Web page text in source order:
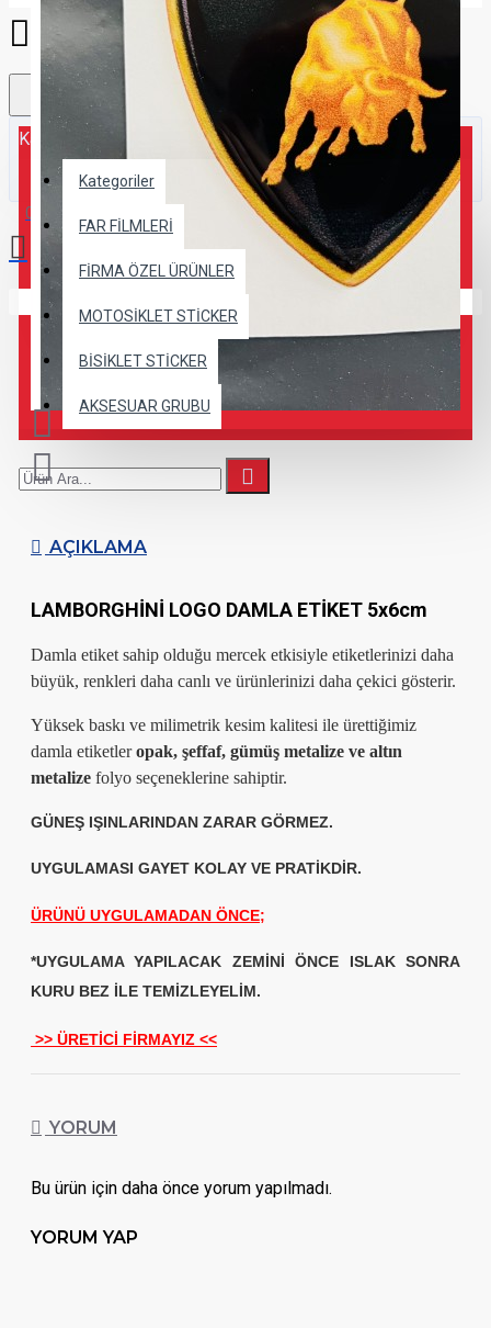
Kategoriler
Kategoriler
FAR FİLMLERİ
FİRMA ÖZEL ÜRÜNLER
MOTOSİKLET STİCKER
BİSİKLET STİCKER
AKSESUAR GRUBU
0 ürün - 0,00TL
AÇIKLAMA
LAMBORGHİNİ LOGO DAMLA ETİKET 5x6cm
Damla etiket sahip olduğu mercek etkisiyle etiketlerinizi daha
büyük, renkleri daha canlı ve ürünlerinizi daha çekici gösterir.
Yüksek baskı ve milimetrik kesim kalitesi ile ürettiğimiz
damla etiketler opak, şeffaf, gümüş metalize ve altın
metalize folyo seçeneklerine sahiptir.
GÜNEŞ IŞINLARINDAN ZARAR GÖRMEZ.
UYGULAMASI GAYET KOLAY VE PRATİKDİR.
ÜRÜNÜ UYGULAMADAN ÖNCE;
*UYGULAMA YAPILACAK ZEMİNİ ÖNCE ISLAK SONRA
KURU BEZ İLE TEMİZLEYELİM.
>> ÜRETİCİ FİRMAYIZ <<
YORUM
Bu ürün için daha önce yorum yapılmadı.
YORUM YAP